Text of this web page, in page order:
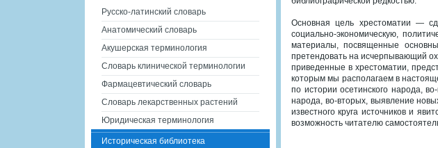
Основная цель хрестоматии —
социально-экономическую,
материалы, посвященные
претендовать на исчерпывающий
приведенные в хрестоматии,
которым мы располагаем в
по истории осетинского народа,
народа, во-вторых, выявление
известного круга источников и
возможность читателю
Русско-латинский словарь
Анатомический словарь
Акушерская терминология
Словарь клинической терминологии
Фармацевтический словарь
Словарь лекарственных растений
Юридическая терминология
Историческая библиотека